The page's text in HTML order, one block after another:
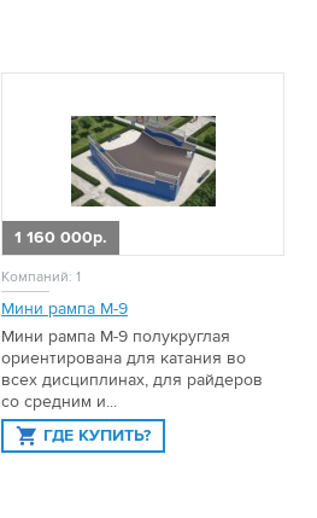
1 160 000р.
Компаний: 1
Мини рампа М-9
Мини рампа М-9 полукруглая
ориентирована для катания во
всех дисциплинах, для райдеров
со средним и...
ГДЕ КУПИТЬ?